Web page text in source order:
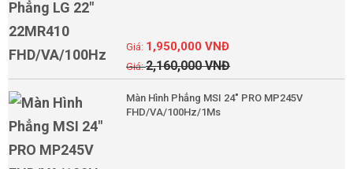
2,160,000VNĐ
1,950,000VNĐ
Màn Hình Phẳng MSI 24" PRO MP245V
FHD/VA/100Hz/1Ms